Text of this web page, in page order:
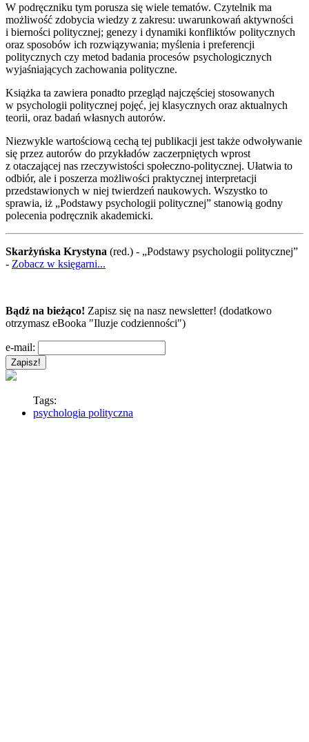
W podręczniku tym porusza się wiele tematów. Czytelnik ma
możliwość zdobycia wiedzy z zakresu: uwarunkowań aktywności
i bierności politycznej; genezy i dynamiki konfliktów politycznych
oraz sposobów ich rozwiązywania; myślenia i preferencji
politycznych czy metod badania procesów psychologicznych
wyjaśniających zachowania polityczne.
Książka ta zawiera ponadto przegląd najczęściej stosowanych
w psychologii politycznej pojęć, jej klasycznych oraz aktualnych
teorii, oraz badań własnych autorów.
Niezwykle wartościową cechą tej publikacji jest także odwoływanie
się przez autorów do przykładów zaczerpniętych wprost
z otaczającej nas rzeczywistości społeczno-politycznej. Ułatwia to
odbiór, ale i poszerza możliwości praktycznej interpretacji
przedstawionych w niej twierdzeń naukowych. Wszystko to
sprawia, iż „Podstawy psychologii politycznej” stanowią godny
polecenia podręcznik akademicki.
Skarżyńska Krystyna (red.) - „Podstawy psychologii politycznej”
- Zobacz w księgarni...
Bądź na bieżąco! Zapisz się na nasz newsletter! (dodatkowo
otrzymasz eBooka "Iluzje codzienności")
e-mail:
Tags:
psychologia polityczna